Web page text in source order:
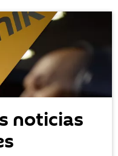
noticias